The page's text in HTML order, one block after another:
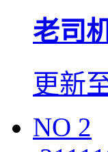
老司
更新
NO 2